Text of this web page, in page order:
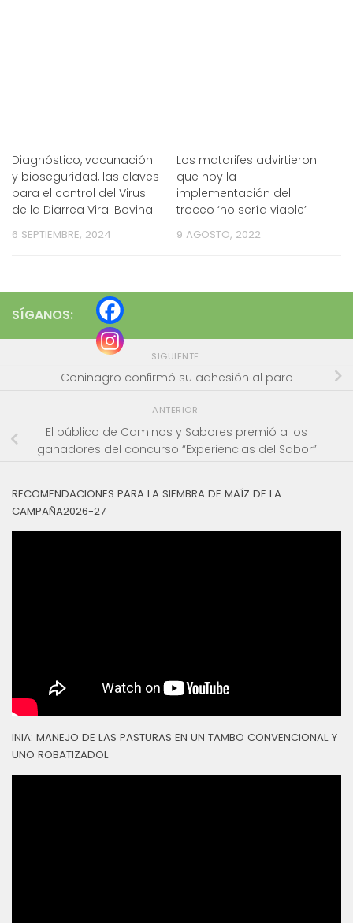
Diagnóstico, vacunación
y bioseguridad, las claves
para el control del Virus
de la Diarrea Viral Bovina
6 SEPTIEMBRE, 2024
Los matarifes advirtieron
que hoy la
implementación del
troceo ‘no sería viable’
9 AGOSTO, 2022
SÍGANOS:
SIGUIENTE
Coninagro confirmó su adhesión al paro
ANTERIOR
El público de Caminos y Sabores premió a los
ganadores del concurso “Experiencias del Sabor”
RECOMENDACIONES PARA LA SIEMBRA DE MAÍZ DE LA
CAMPAÑA2026-27
INIA: MANEJO DE LAS PASTURAS EN UN TAMBO CONVENCIONAL Y
UNO ROBATIZADOL